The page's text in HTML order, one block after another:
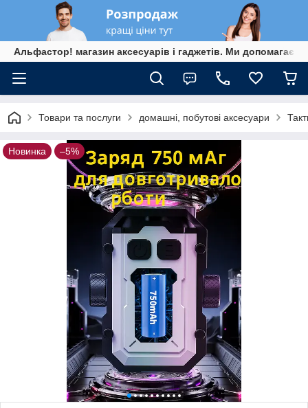
Альфастор! магазин аксесуарів і гаджетів. Ми
Товари та послуги домашні, побутові аксесуари
Новинка –5%